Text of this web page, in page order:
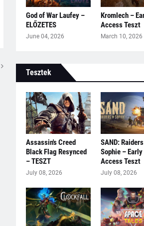
God of War Laufey –
ELŐZETES
June 04, 2026
Kromlech –
Access Teszt
March 10, 2026
Tesztek
Assassin's Creed
Black Flag Resynced
– TESZT
July 08, 2026
SAND:
Sophie – Early
Access Teszt
July 08, 2026